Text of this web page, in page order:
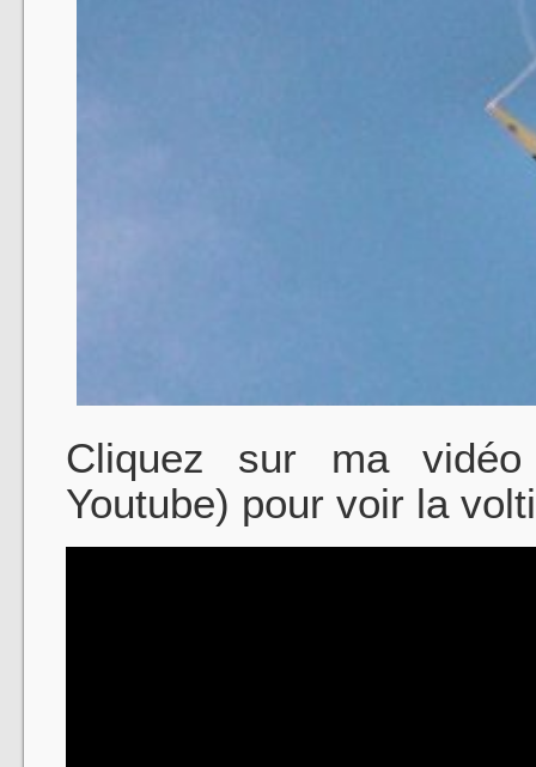
Cliquez sur ma vidéo
Youtube) pour voir la